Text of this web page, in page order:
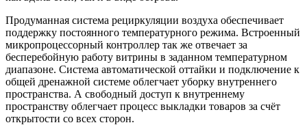
Продуманная система рециркуляции воздуха обеспечивает
поддержку постоянного температурного режима. Встроенный
микропроцессорный контроллер так же отвечает за
бесперебойную работу витрины в заданном температурном
диапазоне. Система автоматической оттайки и подключение к
общей дренажной системе облегчает уборку внутреннего
пространства. А свободный доступ к внутреннему
пространству облегчает процесс выкладки товаров за счёт
открытости со всех сторон.